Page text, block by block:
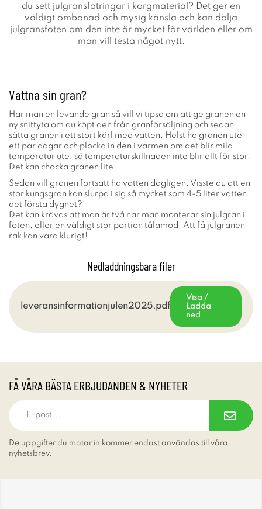
du sett julgransfotringar i korgmaterial? Det ger en
väldigt ombonad och mysig känsla och kan dölja
julgransfoten om den inte är mycket för världen eller om
man vill testa något nytt.
Vattna sin gran?
Har man en levande gran så vill vi tipsa om att ge granen en
ny snittyta om du köpt den från granförsäljning och sedan
sätta granen i ett stort kärl med vatten. Helst ha granen ute
ett par dagar och plocka in den i värmen om det blir mild
temperatur ute, så temperaturskillnaden inte blir allt för stor.
Det kan chocka granen lite.
Sedan vill granen fortsatt ha vatten dagligen. Visste du att en
stor kungsgran kan slurpa i sig så mycket som 4-5 liter vatten
det första dygnet?
Det kan krävas att man är två när man monterar sin julgran i
foten, eller en väldigt stor portion tålamod. Att få julgranen
rak kan vara klurigt!
Nedladdningsbara filer
leveransinformationjulen2025.pdf
Visa /
Ladda
ned
FÅ VÅRA BÄSTA ERBJUDANDEN & NYHETER
De uppgifter du matar in kommer endast användas till våra
nyhetsbrev.